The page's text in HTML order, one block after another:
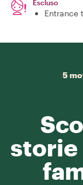
Escluso
Entrance
5
storie